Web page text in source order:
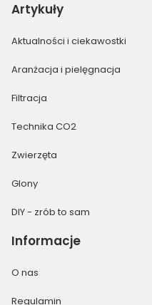
Artykuły
Aktualności i ciekawostki
Aranżacja i pielęgnacja
Filtracja
Technika CO2
Zwierzęta
Glony
DIY - zrób to sam
Informacje
O nas
Regulamin